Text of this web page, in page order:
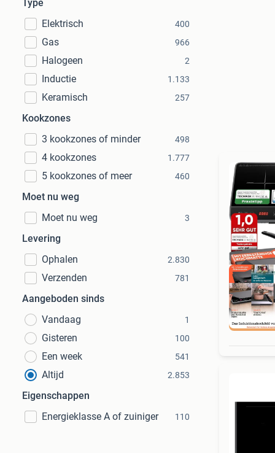
Type
Elektrisch
400
Gas 966
Halogeen 2
Inductie 1.133
Keramisch 257
Kookzones
3 kookzones of minder
498
4 kookzones 1.777
5 kookzones of meer 460
Moet nu weg
Moet nu weg
3
Levering
Ophalen
2.830
Verzenden 781
Aangeboden sinds
Vandaag
1
Gisteren 100
Een week 541
Altijd 2.853
Eigenschappen
Energieklasse A of zuiniger
110